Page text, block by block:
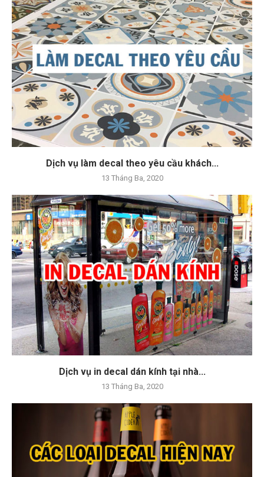
Dịch vụ làm decal theo yêu cầu khách...
13 Tháng Ba, 2020
Dịch vụ in decal dán kính tại nhà...
13 Tháng Ba, 2020